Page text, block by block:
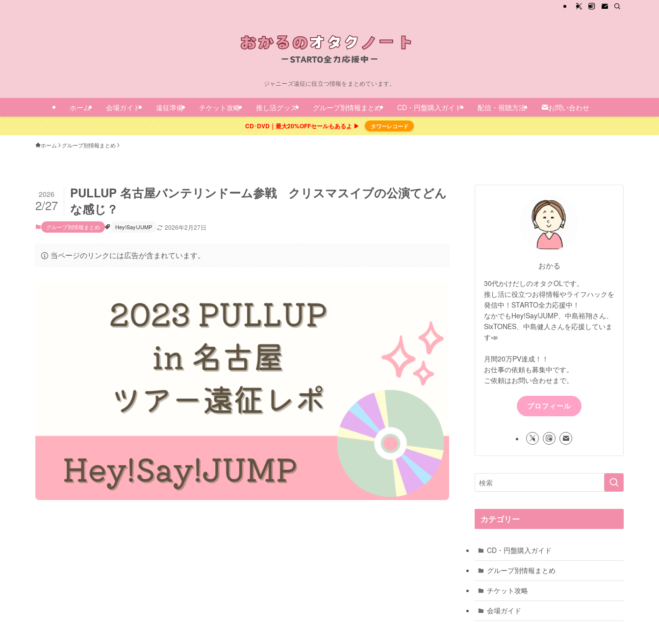
ジャニーズ遠征に役立つ情報をまとめています。
ホーム 会場ガイド 遠征準備 チケット攻略 推し活グッズ グループ別情報まとめ CD・円盤購入ガイド 配信・視聴方法 お問い合わせ
CD･DVD｜最大20%OFFセールもあるよ ▶ タワーレコード
ホーム グループ別情報まとめ
PULLUP 名古屋バンテリンドーム参戦 クリスマスイブの公演てどん
な感じ？
2026
2/27
グループ別情報まとめ Hey!Say!JUMP 2026年2月27日
当ページのリンクには広告が含まれています。
おかる
30代かけだしのオタクOLです。
推し活に役立つお得情報やライフハックを
発信中！STARTO全力応援中！
なかでもHey!Say!JUMP、中島裕翔さん、
SixTONES、中島健人さんを応援していま
す📣
月間20万PV達成！！
お仕事の依頼も募集中です。
ご依頼はお問い合わせまで。
プロフィール
カテゴリー
CD・円盤購入ガイド
グループ別情報まとめ
チケット攻略
会場ガイド